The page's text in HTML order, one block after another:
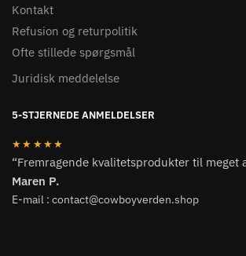
Kontakt
Refusion og returpolitik
Ofte stillede spørgsmål
Juridisk meddelelse
5-STJERNEDE ANMELDELSER
★★★★★
“Fremragende kvalitetsprodukter til meget
Maren P.
E-mail : contact@cowboyverden.shop